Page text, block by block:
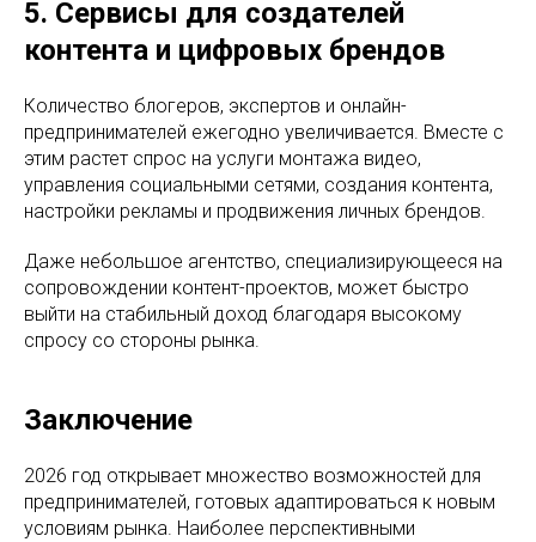
5. Сервисы для создателей
контента и цифровых брендов
Количество блогеров, экспертов и онлайн-
предпринимателей ежегодно увеличивается. Вместе с
этим растет спрос на услуги монтажа видео,
управления социальными сетями, создания контента,
настройки рекламы и продвижения личных брендов.
Даже небольшое агентство, специализирующееся на
сопровождении контент-проектов, может быстро
выйти на стабильный доход благодаря высокому
спросу со стороны рынка.
Заключение
2026 год открывает множество возможностей для
предпринимателей, готовых адаптироваться к новым
условиям рынка. Наиболее перспективными